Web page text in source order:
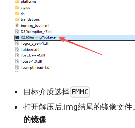
目标介质选择 EMMC
打开解压后.img结尾的镜像文件。
的镜像